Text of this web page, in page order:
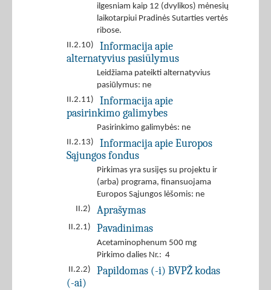
ilgesniam kaip 12 (dvylikos) mėnesių
laikotarpiui Pradinės Sutarties vertės
ribose.
II.2.10)
Informacija apie
alternatyvius pasiūlymus
Leidžiama pateikti alternatyvius
pasiūlymus: ne
II.2.11)
Informacija apie
pasirinkimo galimybes
Pasirinkimo galimybės: ne
II.2.13)
Informacija apie Europos
Sąjungos fondus
Pirkimas yra susijęs su projektu ir
(arba) programa, finansuojama
Europos Sąjungos lėšomis: ne
II.2)
Aprašymas
II.2.1) Pavadinimas
Acetaminophenum 500 mg
Pirkimo dalies Nr.: 4
II.2.2)
Papildomas (-i) BVPŽ kodas
(-ai)